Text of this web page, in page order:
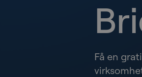
Få en